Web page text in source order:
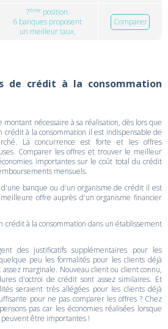
7èmeposition.
6 banques proposent
un meilleur taux.
Comparer
de crédit à la consommation
nécessaire à sa réalisation, dès lors que
crédit à la consommation il est indispensable de
La concurrence est forte et les offres
Comparer les offres et trouver le meilleur
importantes sur le coût total du crédit
mensuels.
banque ou d'un organisme de crédit il est
offre auprès d'un organisme financier
crédit à la consommation dans un établissement
des justificatifs supplémentaires pour les
peu les formalités pour les clients déjà
marginale. Nouveau client ou client connu,
d'octroi de crédit sont assez similaires. Et
seraient très allégées pour les clients déjà
pour ne pas comparer les offres ? Chez
pas car les économies réalisées lorsque
être importantes !